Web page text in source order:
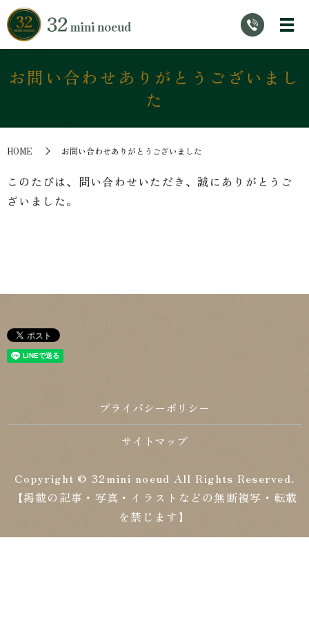
お問い合わせありがとうございまし
た
HOME お問い合わせありがとうございました
このたびは、問い合わせいただき、誠にありがとうご
ざいました。
プライバシーポリシー
サイトマップ
Copyright © 32mini noeud All Rights Reserved.
【掲載の記事・写真・イラストなどの無断複写・転載
を禁じます】